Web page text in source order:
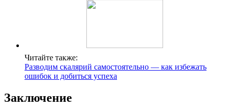
Читайте также:
Разводим скалярий самостоятельно — как избежать
ошибок и добиться успеха
Заключение